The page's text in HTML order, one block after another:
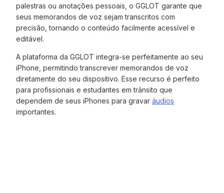
palestras ou anotações pessoais, o GGLOT garante que
seus memorandos de voz sejam transcritos com
precisão, tornando o conteúdo facilmente acessível e
editável.
A plataforma da GGLOT integra-se perfeitamente ao seu
iPhone, permitindo transcrever memorandos de voz
diretamente do seu dispositivo. Esse recurso é perfeito
para profissionais e estudantes em trânsito que
dependem de seus iPhones para gravaráudios
importantes.